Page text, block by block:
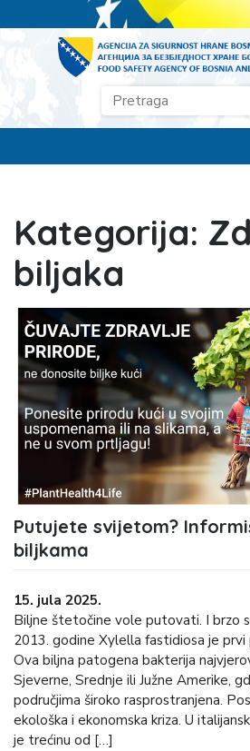
Kategorija:
biljaka
Putujete svijetom?
biljkama
15. jula 2025.
Biljne štetočine vole putovati. I brzo
2013. godine Xylella fastidiosa je
Ova biljna patogena bakterija
Sjeverne, Srednje ili Južne Amerike,
područjima široko rasprostranjena.
ekološka i ekonomska kriza. U
je trećinu od […]